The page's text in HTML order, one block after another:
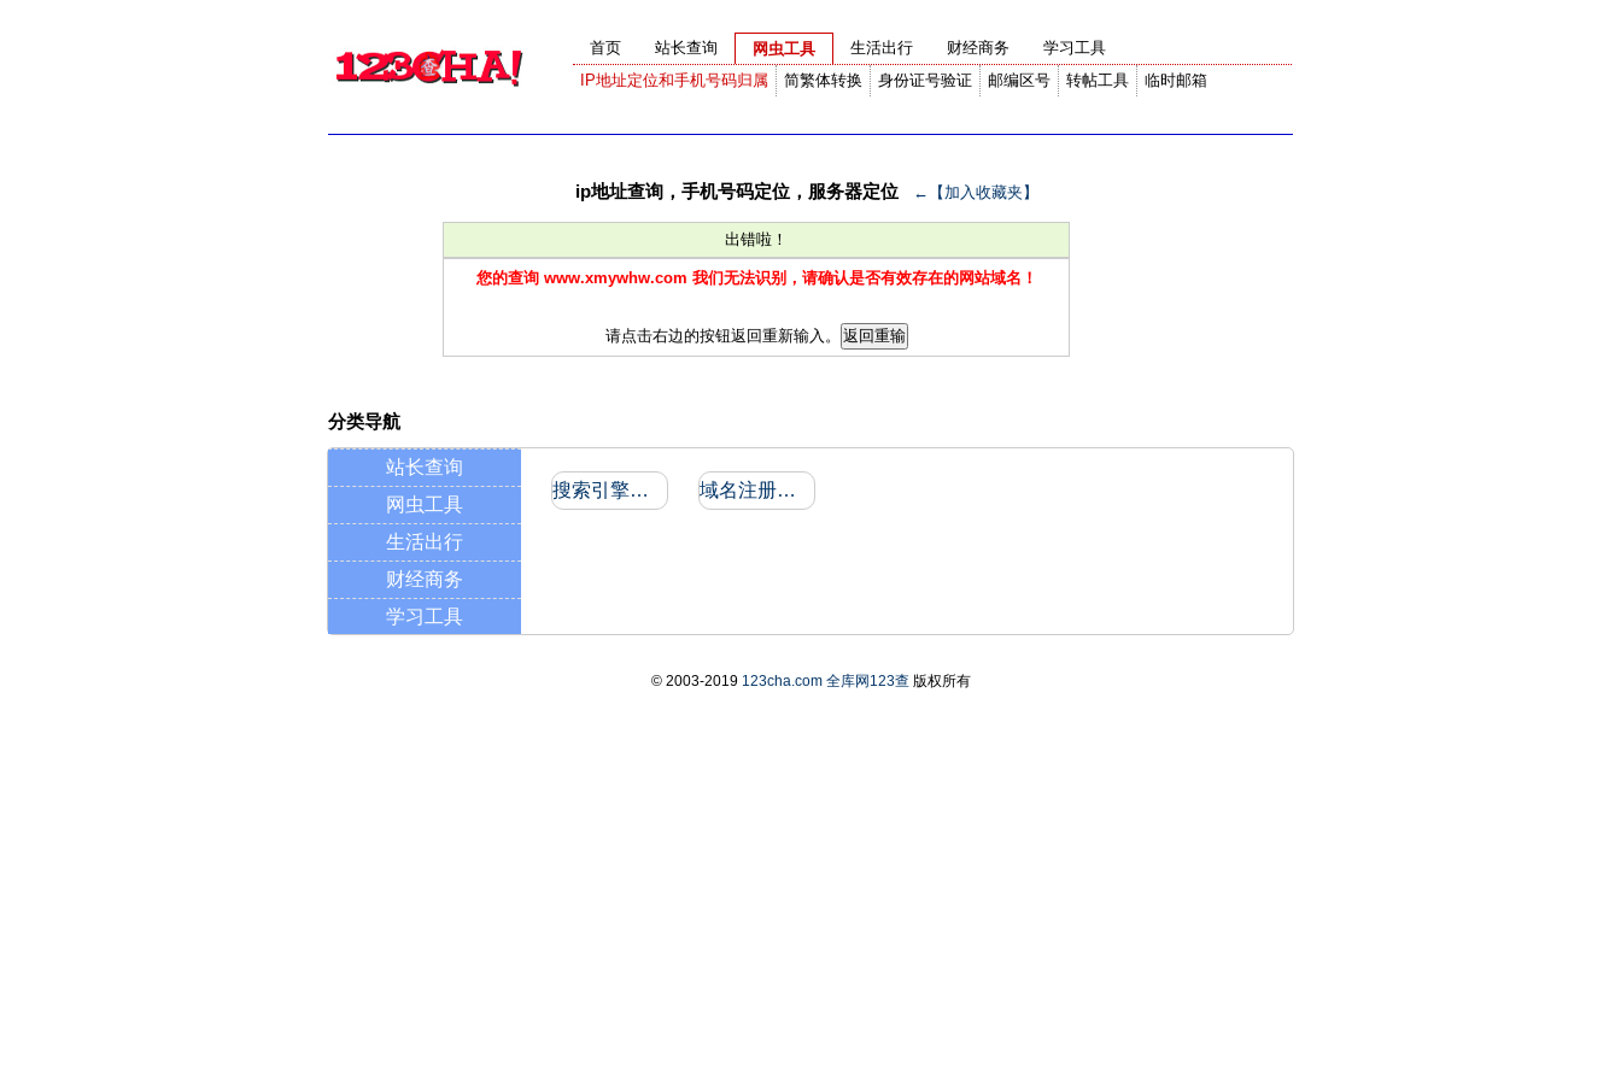
首页 站长查询
网虫工具
IP地址定位和手机号码归属
简繁体转换 身份证号验证 邮编区号 转帖工具 临时邮箱
生活出行 财经商务 学习工具
ip地址查询，手机号码定位，服务器定位 ←【加入收藏夹】
出错啦！
您的查询 www.xmywhw.com 我们无法识别，请确认是否有效存在的网站域名！
请点击右边的按钮返回重新输入。
分类导航
站长查询
网虫工具
生活出行
财经商务
学习工具
搜索引擎收录和反向链接 域名注册信息
© 2003-2019 123cha.com 全库网123查版权所有